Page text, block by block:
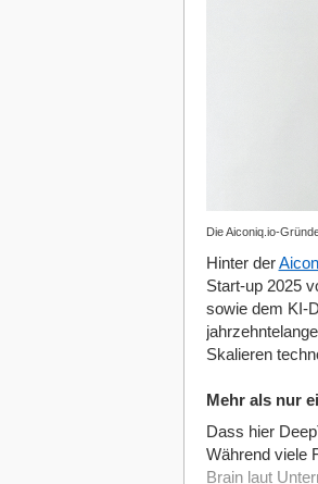
Die Aiconiq.io-
Hinter der
Start-up 2025
sowie dem KI-
Skalieren
Mehr als nur
Dass hier
Während viele
Brain laut